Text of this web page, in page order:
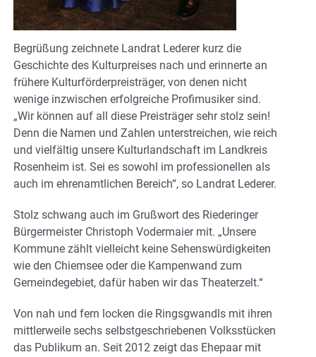
Begrüßung zeichnete Landrat Lederer kurz die
Geschichte des Kulturpreises nach und erinnerte an
frühere Kulturförderpreisträger, von denen nicht
wenige inzwischen erfolgreiche Profimusiker sind.
„Wir können auf all diese Preisträger sehr stolz sein!
Denn die Namen und Zahlen unterstreichen, wie reich
und vielfältig unsere Kulturlandschaft im Landkreis
Rosenheim ist. Sei es sowohl im professionellen als
auch im ehrenamtlichen Bereich“, so Landrat Lederer.
Stolz schwang auch im Grußwort des Riederinger
Bürgermeister Christoph Vodermaier mit. „Unsere
Kommune zählt vielleicht keine Sehenswürdigkeiten
wie den Chiemsee oder die Kampenwand zum
Gemeindegebiet, dafür haben wir das Theaterzelt.“
Von nah und fern locken die Ringsgwandls mit ihren
mittlerweile sechs selbstgeschriebenen Volksstücken
das Publikum an. Seit 2012 zeigt das Ehepaar mit